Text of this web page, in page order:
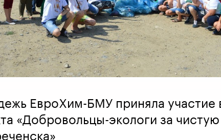
ЕвроХим-БМУ приняла участие
«Добровольцы-экологи за